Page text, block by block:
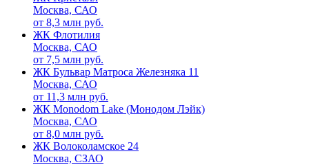
Москва, САО
от 8,3 млн руб.
ЖК Флотилия
Москва, САО
от 7,5 млн руб.
ЖК Бульвар Матроса Железняка 11
Москва, САО
от 11,3 млн руб.
ЖК Monodom Lake (Монодом Лэйк)
Москва, САО
от 8,0 млн руб.
ЖК Волоколамское 24
Москва, СЗАО